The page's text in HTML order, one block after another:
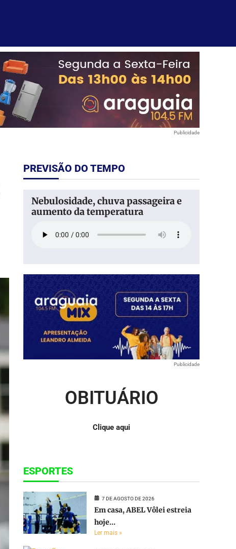
Publicidade
PREVISÃO DO TEMPO
Nebulosidade, chuva passageira e
aumento da temperatura
Publicidade
OBITUÁRIO
Clique aqui
ESPORTES
7 DE AGOSTO DE 2026
Em casa, ABEL Vôlei estreia
hoje...
Ler mais »